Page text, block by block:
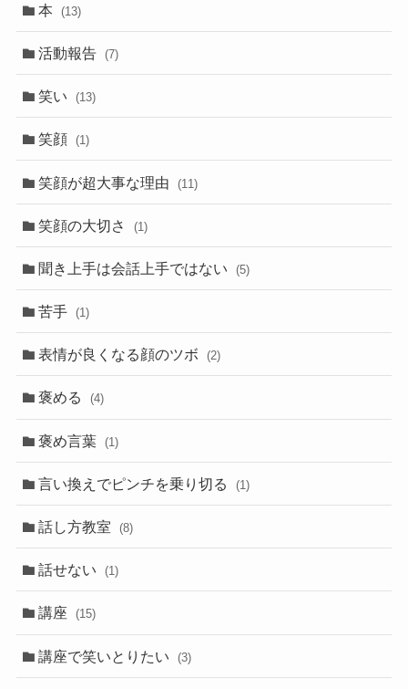
本 (13)
活動報告 (7)
笑い (13)
笑顔 (1)
笑顔が超大事な理由 (11)
笑顔の大切さ (1)
聞き上手は会話上手ではない (5)
苦手 (1)
表情が良くなる顔のツボ (2)
褒める (4)
褒め言葉 (1)
言い換えでピンチを乗り切る (1)
話し方教室 (8)
話せない (1)
講座 (15)
講座で笑いとりたい (3)